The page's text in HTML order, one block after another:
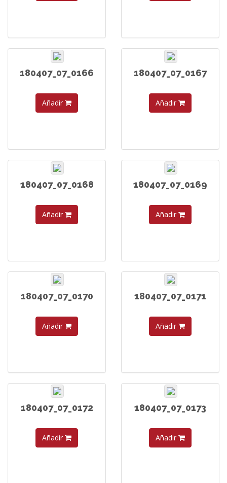
180407_07_0166
Añadir
180407_07_0167
Añadir
180407_07_0168
Añadir
180407_07_0169
Añadir
180407_07_0170
Añadir
180407_07_0171
Añadir
180407_07_0172
Añadir
180407_07_0173
Añadir